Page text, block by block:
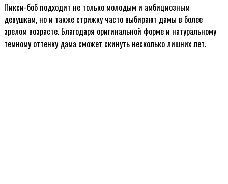
Пикси-боб подходит не только молодым и амбициозным
девушкам, но и также стрижку часто выбирают дамы в более
зрелом возрасте. Благодаря оригинальной форме и натуральному
темному оттенку дама сможет скинуть несколько лишних лет.